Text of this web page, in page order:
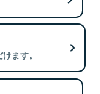
ます。